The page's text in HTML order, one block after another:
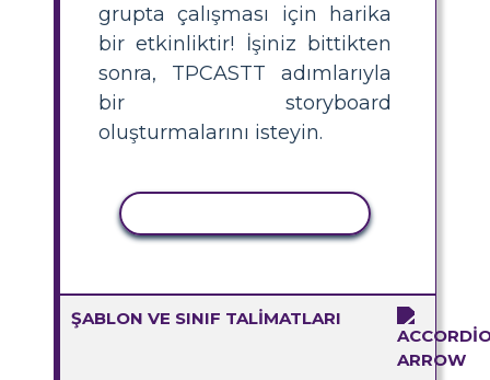
grupta çalışması için harika
bir etkinliktir! İşiniz bittikten
sonra, TPCASTT adımlarıyla
bir storyboard
oluşturmalarını isteyin.
ŞABLON VE SINIF TALIMATLARI